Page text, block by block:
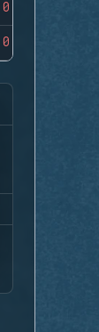
0
0